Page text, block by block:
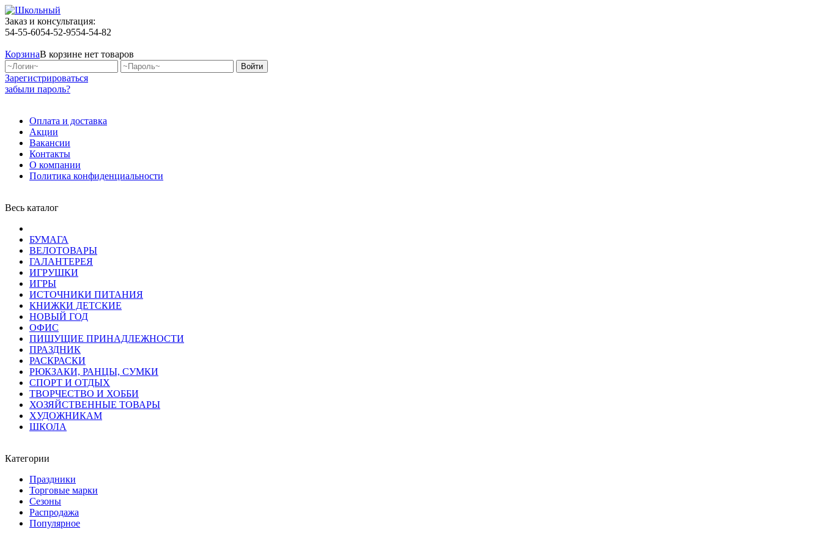
Заказ и консультация:
54-55-6054-52-9554-54-82
КорзинаВ корзине нет товаров
Зарегистрироваться
забыли пароль?
Оплата и доставка
Акции
Вакансии
Контакты
О компании
Политика конфиденциальности
Весь каталог
БУМАГА
ВЕЛОТОВАРЫ
ГАЛАНТЕРЕЯ
ИГРУШКИ
ИГРЫ
ИСТОЧНИКИ ПИТАНИЯ
КНИЖКИ ДЕТСКИЕ
НОВЫЙ ГОД
ОФИС
ПИШУЩИЕ ПРИНАДЛЕЖНОСТИ
ПРАЗДНИК
РАСКРАСКИ
РЮКЗАКИ, РАНЦЫ, СУМКИ
СПОРТ И ОТДЫХ
ТВОРЧЕСТВО И ХОББИ
ХОЗЯЙСТВЕННЫЕ ТОВАРЫ
ХУДОЖНИКАМ
ШКОЛА
Категории
Праздники
Торговые марки
Сезоны
Распродажа
Популярное